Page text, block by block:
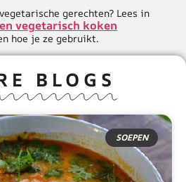
gerechten? Lees in
vegetarisch koken
hoe je ze gebruikt.
BLOGS
SOEPEN